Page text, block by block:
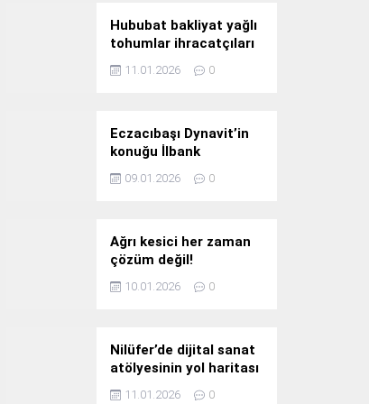
Hububat bakliyat yağlı
tohumlar ihracatçıları
Güney Kore yolcusu
11.01.2026 0
Eczacıbaşı Dynavit’in
konuğu İlbank
09.01.2026 0
Ağrı kesici her zaman
çözüm değil!
10.01.2026 0
Nilüfer’de dijital sanat
atölyesinin yol haritası
konuşuldu
11.01.2026 0